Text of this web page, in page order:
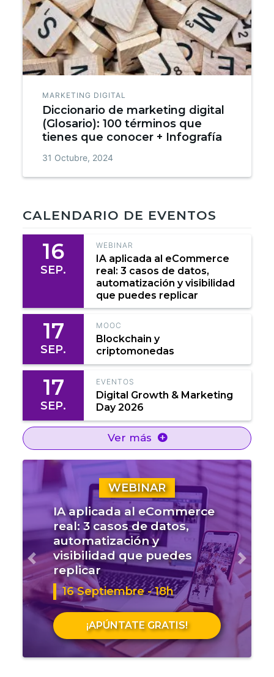
MARKETING DIGITAL
Diccionario de marketing digital
(Glosario): 100 términos que
tienes que conocer + Infografía
31 Octubre, 2024
CALENDARIO DE EVENTOS
16
SEP.
WEBINAR
IA aplicada al eCommerce
real: 3 casos de datos,
automatización y visibilidad
que puedes replicar
17
SEP.
MOOC
Blockchain y
criptomonedas
17
SEP.
EVENTOS
Digital Growth & Marketing
Day 2026
Ver más
WEBINAR
IA aplicada al eCommerce
real: 3 casos de datos,
automatización y
visibilidad que puedes
replicar
16 Septiembre - 18h
¡APÚNTATE GRATIS!
Anterior